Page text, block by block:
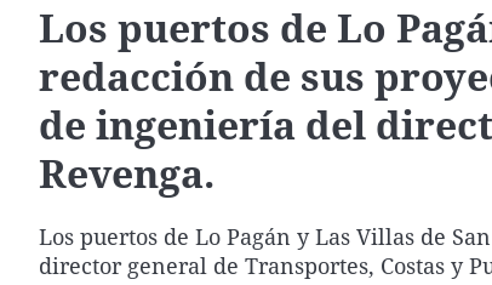
Los puertos de Lo
redacción de sus
de ingeniería del
Revenga.
Los puertos de Lo Pagán y Las Villas de
director general de Transportes, Costas y